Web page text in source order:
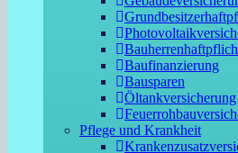
Baufinanzierung
Bausparen
Öltankversicherung
Pflege und Krankheit